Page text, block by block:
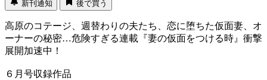
新刊通知 後で買う
高原のコテージ、週替わりの夫たち、恋に堕ちた仮面妻、オ
ーナーの秘密…危険すぎる連載『妻の仮面をつける時』衝撃
展開加速中！
６月号収録作品